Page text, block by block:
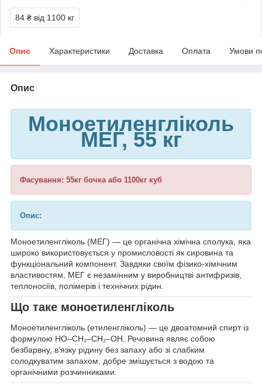
84 ₴ від 1100 кг
Опис Характеристики Доставка Оплата Умови
Опис
Моноетиленгліколь
МЕГ, 55 кг
Фасування: 55кг бочка або 1100кг куб
Опис:
Моноетиленгліколь (МЕГ) — це органічна хімічна сполука, яка
широко використовується у промисловості як сировина та
функціональний компонент. Завдяки своїм фізико-хімічним
властивостям, МЕГ є незамінним у виробництві антифризів,
теплоносіїв, полімерів і технічних рідин.
Що таке моноетиленгліколь
Моноетиленгліколь (етиленгліколь) — це двоатомний спирт із
формулою HO–CH₂–CH₂–OH. Речовина являє собою
безбарвну, в’язку рідину без запаху або зі слабким
солодкуватим запахом, добре змішується з водою та
органічними розчинниками.